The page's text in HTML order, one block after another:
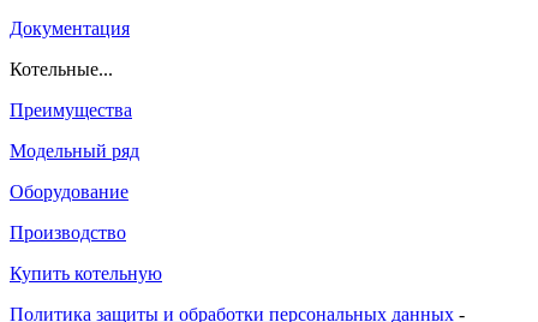
Документация
Котельные...
Преимущества
Модельный ряд
Оборудование
Производство
Купить котельную
Политика защиты и обработки персональных данных -